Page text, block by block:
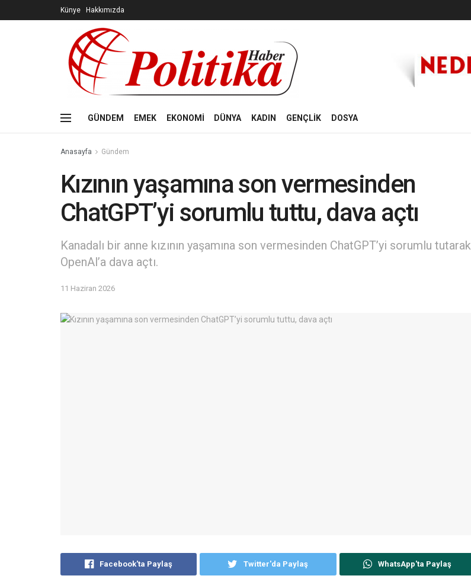
Künye Hakkımızda
GÜNDEM EMEK EKONOMİ DÜNYA KADIN GENÇLİK DOSYA
Anasayfa Gündem
Kızının yaşamına son vermesinden
ChatGPT’yi sorumlu tuttu, dava açtı
Kanadalı bir anne kızının yaşamına son vermesinden ChatGPT’yi sorumlu tutarak
OpenAl’a dava açtı.
11 Haziran 2026
Facebook'ta Paylaş Twitter'da Paylaş WhatsApp'ta Paylaş